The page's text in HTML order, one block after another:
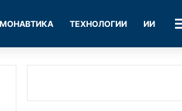
ТЕХНОЛОГИИ ИИ